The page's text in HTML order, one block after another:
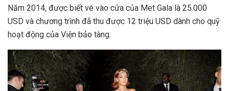
Năm 2014, được biết vé vào cửa của Met Gala là 25.000
USD và chương trình đã thu được 12 triệu USD dành cho quỹ
hoạt động của Viện bảo tàng.